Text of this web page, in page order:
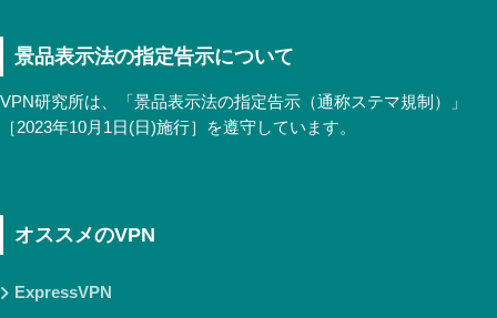
景品表示法の指定告示について
VPN研究所は、「景品表示法の指定告示（通称ステマ規制）」
［2023年10月1日(日)施行］を遵守しています。
オススメのVPN
ExpressVPN